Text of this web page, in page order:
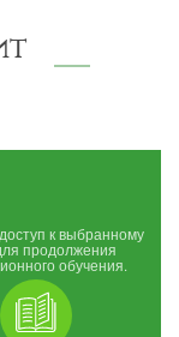
к выбранному
продолжения
обучения.